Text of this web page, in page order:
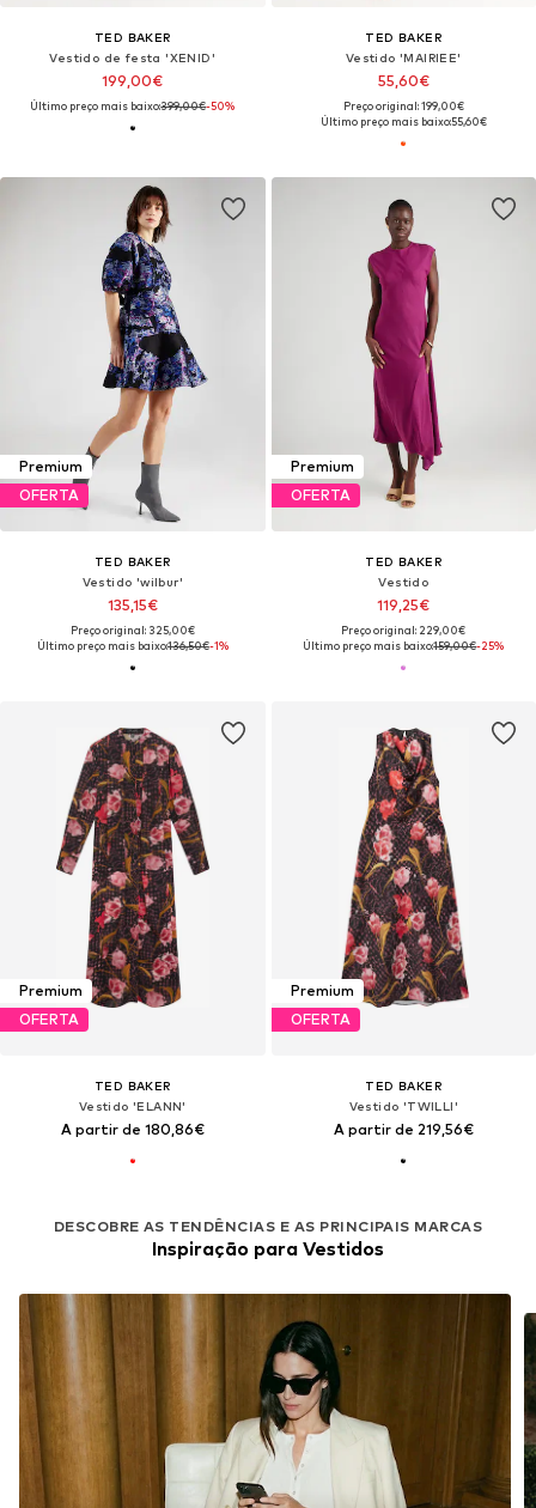
TED BAKER
Vestido de festa 'XENID'
199,00€
Último preço mais baixo:399,00€-50%
TED BAKER
Vestido 'MAIRIEE'
55,60€
Preço original: 199,00€
Último preço mais baixo:55,60€
Premium
OFERTA
TED BAKER
Vestido 'wilbur'
135,15€
Preço original: 325,00€
Último preço mais baixo:136,50€-1%
Premium
OFERTA
TED BAKER
Vestido
119,25€
Preço original: 229,00€
Último preço mais baixo:159,00€-25%
Premium
OFERTA
TED BAKER
Vestido 'ELANN'
A partir de 180,86€
Premium
OFERTA
TED BAKER
Vestido 'TWILLI'
A partir de 219,56€
DESCOBRE AS TENDÊNCIAS E AS PRINCIPAIS MARCAS
Inspiração para Vestidos